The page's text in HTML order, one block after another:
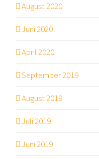
August 2020
Juni 2020
April 2020
September 2019
August 2019
Juli 2019
Juni 2019